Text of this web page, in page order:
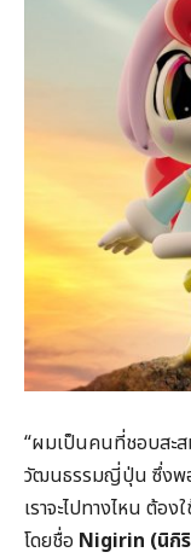
“ผมเป็นคนที่ชอบสะ
วัฒนธรรมญี่ปุ่น ซึ่งพ
เราจะไปทางไหน ต้อ
โดยชื่อ Nigirin (นิกิ